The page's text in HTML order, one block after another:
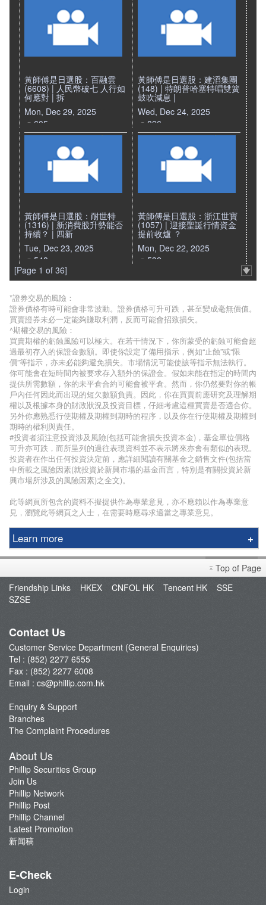
黃師傅是日選股：百融雲
(6608) | 人民幣破七 人行如
何應對 | 拆
Mon, Dec 29, 2025
605
黃師傅是日選股：建滔集團
(148) | 特朗普哈塞特唱雙簧
鼓吹減息 |
Wed, Dec 24, 2025
826
黃師傅是日選股：耐世特
(1316) | 新消費股升勢能否
持續？ | 四新
Tue, Dec 23, 2025
548
黃師傅是日選股：浙江世寶
(1057) | 迎接聖誕行情資金
提前收爐 ？
Mon, Dec 22, 2025
532
[Page 1 of 36]
*證券交易的風險：
證券價格有時可能會非常波動。證券價格可升可跌，甚至變成毫無價值。
買賣證券未必一定能夠賺取利潤，反而可能會招致損失。
^期權交易的風險：
買賣期權的虧蝕風險可以極大。在若干情況下，你所蒙受的虧蝕可能會超
過最初存入的保證金數額。即使你設定了備用指示，例如“止蝕”或“限
價”等指示，亦未必能夠避免損失。市場情況可能使該等指示無法執行。
你可能會在短時間內被要求存入額外的保證金。假如未能在指定的時間內
提供所需數額，你的未平倉合約可能會被平倉。然而，你仍然要對你的帳
戶內任何因此而出現的短欠數額負責。因此，你在買賣前應研究及理解期
權以及根據本身的財政狀況及投資目標，仔細考慮這種買賣是否適合你。
另外你應熟悉行使期權及期權到期時的程序，以及你在行使期權及期權到
期時的權利與責任。
#投資者須注意投資涉及風險(包括可能會損失投資本金)，基金單位價格
可升亦可跌，而所呈列的過往表現資料並不表示將來亦會有類似的表現。
投資者在作出任何投資決定前，應詳細閱讀有關基金之銷售文件(包括當
中所載之風險因素(就投資於新興市場的基金而言，特別是有關投資於新
興市場所涉及的風險因素)之全文)。
此等網頁所包含的資料不擬提供作為專業意見，亦不應賴以作為專業意
見，瀏覽此等網頁之人士，在需要時應尋求適當之專業意見。
Learn more
Phillip Securities Group
Branches
Join Us
Phillip Post
新闻稿
Top of Page
Friendship Links
HKEX CNFOL HK Tencent HK
SSE
SZSE
Contact Us
Customer Service Department (General Enquiries)
Tel : (852) 2277 6555
Fax : (852) 2277 6008
Email : cs@phillip.com.hk
Enquiry & Support
Branches
The Complaint Procedures
About Us
Phillip Securities Group
Join Us
Phillip Network
Phillip Post
Phillip Channel
Latest Promotion
新闻稿
E-Check
Login